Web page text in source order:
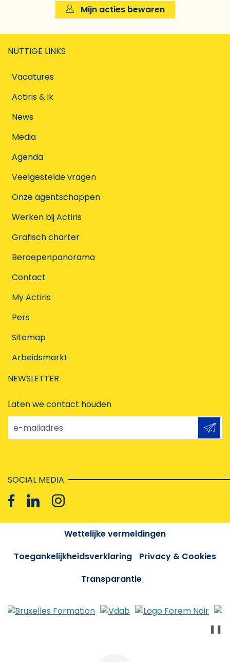
Mijn acties bewaren
NUTTIGE LINKS
Vacatures
Actiris & ik
News
Media
Agenda
Veelgestelde vragen
Onze agentschappen
Werken bij Actiris
Grafisch charter
Beroepenpanorama
Contact
My Actiris
Pers
Sitemap
Arbeidsmarkt
NEWSLETTER
Laten we contact houden
e-mailadres
SOCIAL MEDIA
Wettelijke vermeldingen
Toegankelijkheidsverklaring
Privacy & Cookies
Transparantie
❚❚